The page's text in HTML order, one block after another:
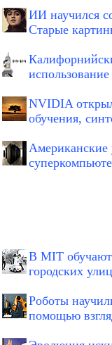
ИИ научился
Старые
NVIDIA
обучения,
В MIT обучают
городских
Роботы
помощью